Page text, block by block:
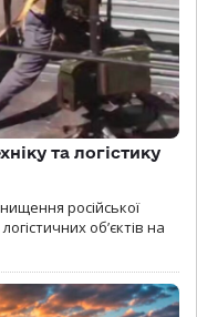
та логістику
російської
об’єктів на